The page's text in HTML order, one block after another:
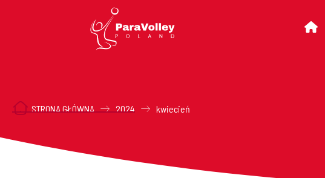
STRONA GŁÓWNA 2024 kwiecień